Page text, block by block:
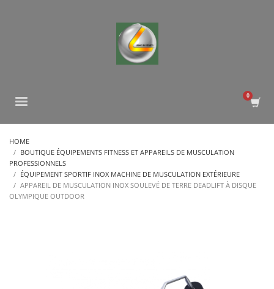
HOME
BOUTIQUE ÉQUIPEMENTS FITNESS ET APPAREILS DE MUSCULATION
PROFESSIONNELS
ÉQUIPEMENT SPORTIF INOX MACHINE DE MUSCULATION EXTÉRIEURE
APPAREIL DE MUSCULATION INOX SOULEVÉ DE TERRE DEADLIFT À DISQUE
OLYMPIQUE OUTDOOR